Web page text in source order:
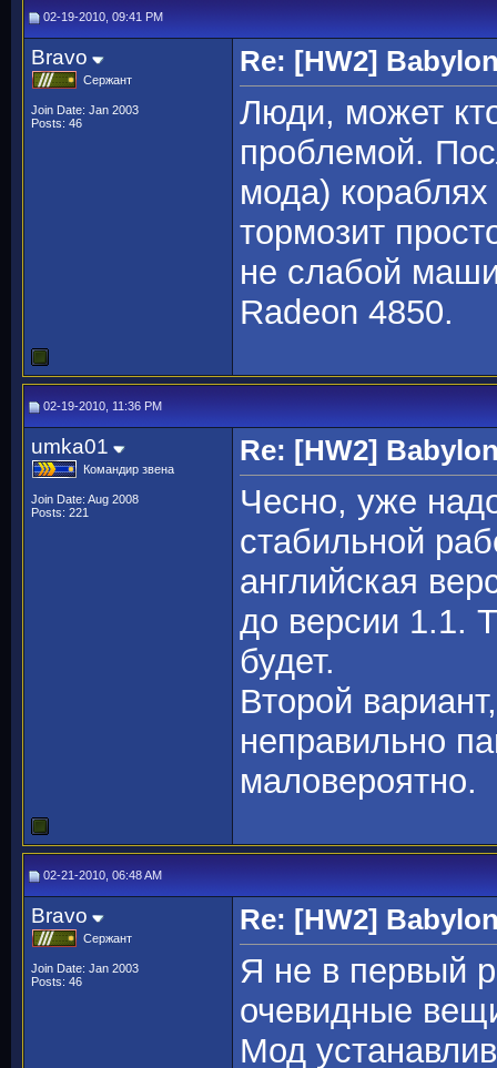
02-19-2010, 09:41 PM
Bravo
Сержант
Join Date: Jan 2003
Posts: 46
Re: [HW2]
Люди, может
проблемой.
мода) кораблях
тормозит
не слабой
Radeon 4850.
02-19-2010, 11:36 PM
umka01
Командир звена
Join Date: Aug 2008
Posts: 221
Re: [HW2]
Чесно, уже
стабильной
английская
до версии 1.1.
будет.
Второй
неправильно
маловероятно.
02-21-2010, 06:48 AM
Bravo
Сержант
Join Date: Jan 2003
Posts: 46
Re: [HW2]
Я не в первый
очевидные
Мод